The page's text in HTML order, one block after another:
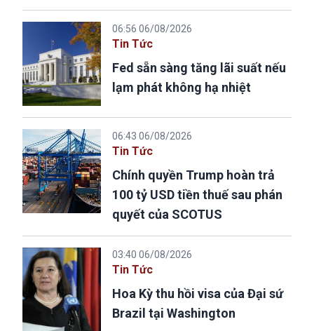
06:56 06/08/2026
Tin Tức
Fed sẵn sàng tăng lãi suất nếu
lạm phát không hạ nhiệt
06:43 06/08/2026
Tin Tức
Chính quyền Trump hoàn trả
100 tỷ USD tiền thuế sau phán
quyết của SCOTUS
03:40 06/08/2026
Tin Tức
Hoa Kỳ thu hồi visa của Đại sứ
Brazil tại Washington